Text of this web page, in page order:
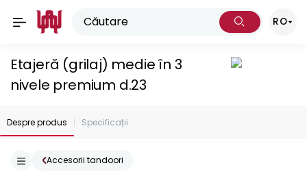
RO
Etajeră (grilaj) medie în 3
nivele premium d.23
Despre produs Specificații
Accesorii tandoori